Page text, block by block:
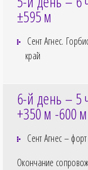
±595м
Сент Агнес.
край
6-й день – 5
+350м -600м
Сент Агнес –
Окончание